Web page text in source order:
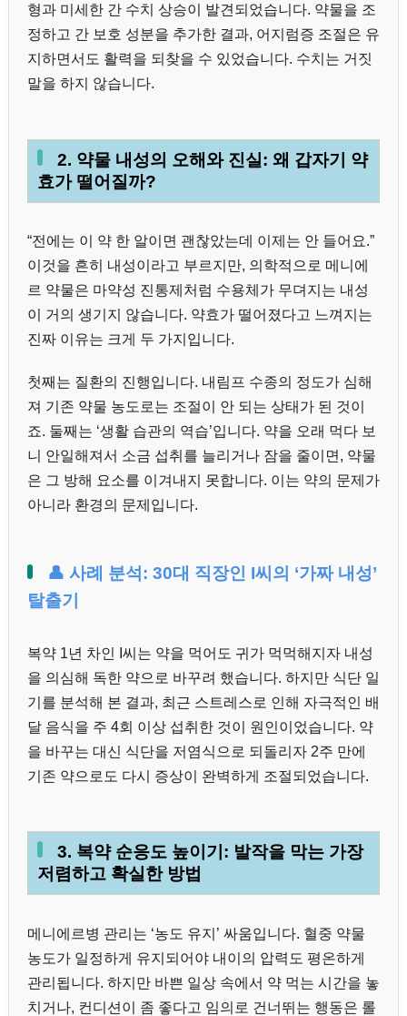
형과 미세한 간 수치 상승이 발견되었습니다. 약물을 조
정하고 간 보호 성분을 추가한 결과, 어지럼증 조절은 유
지하면서도 활력을 되찾을 수 있었습니다. 수치는 거짓
말을 하지 않습니다.
2. 약물 내성의 오해와 진실: 왜 갑자기 약
효가 떨어질까?
“전에는 이 약 한 알이면 괜찮았는데 이제는 안 들어요.”
이것을 흔히 내성이라고 부르지만, 의학적으로 메니에
르 약물은 마약성 진통제처럼 수용체가 무뎌지는 내성
이 거의 생기지 않습니다. 약효가 떨어졌다고 느껴지는
진짜 이유는 크게 두 가지입니다.
첫째는 질환의 진행입니다. 내림프 수종의 정도가 심해
져 기존 약물 농도로는 조절이 안 되는 상태가 된 것이
죠. 둘째는 ‘생활 습관의 역습’입니다. 약을 오래 먹다 보
니 안일해져서 소금 섭취를 늘리거나 잠을 줄이면, 약물
은 그 방해 요소를 이겨내지 못합니다. 이는 약의 문제가
아니라 환경의 문제입니다.
👤 사례 분석: 30대 직장인 I씨의 ‘가짜 내성’
탈출기
복약 1년 차인 I씨는 약을 먹어도 귀가 먹먹해지자 내성
을 의심해 독한 약으로 바꾸려 했습니다. 하지만 식단 일
기를 분석해 본 결과, 최근 스트레스로 인해 자극적인 배
달 음식을 주 4회 이상 섭취한 것이 원인이었습니다. 약
을 바꾸는 대신 식단을 저염식으로 되돌리자 2주 만에
기존 약으로도 다시 증상이 완벽하게 조절되었습니다.
3. 복약 순응도 높이기: 발작을 막는 가장
저렴하고 확실한 방법
메니에르병 관리는 ‘농도 유지’ 싸움입니다. 혈중 약물
농도가 일정하게 유지되어야 내이의 압력도 평온하게
관리됩니다. 하지만 바쁜 일상 속에서 약 먹는 시간을 놓
치거나, 컨디션이 좀 좋다고 임의로 건너뛰는 행동은 롤